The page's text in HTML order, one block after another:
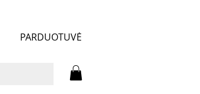
PARDUOTUVĖ